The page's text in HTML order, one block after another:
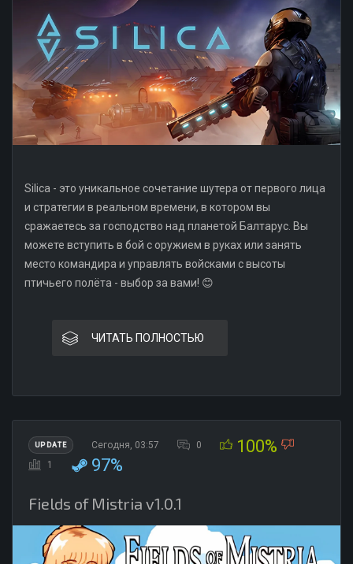
Silica - это уникальное сочетание шутера от первого лица
и стратегии в реальном времени, в котором вы
сражаетесь за господство над планетой Балтарус. Вы
можете вступить в бой с оружием в руках или занять
место командира и управлять войсками с высоты
птичьего полёта - выбор за вами! 😊
ЧИТАТЬ ПОЛНОСТЬЮ
UPDATE Сегодня, 03:57 0 100%
1 97%
Fields of Mistria v1.0.1